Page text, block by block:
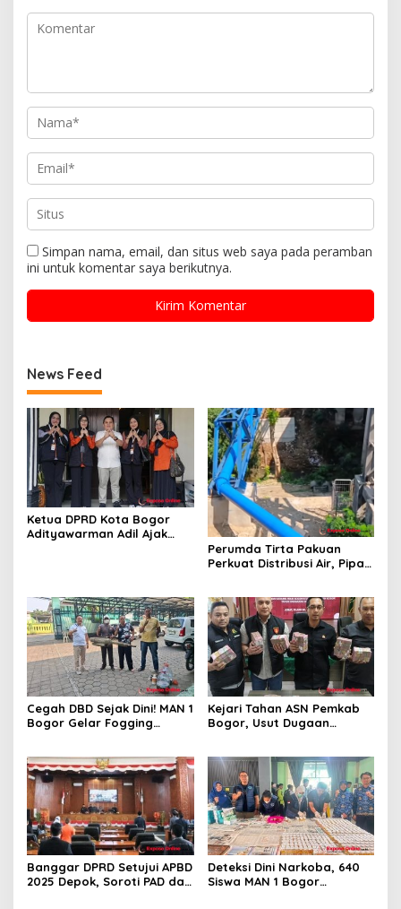
Simpan nama, email, dan situs web saya pada peramban
ini untuk komentar saya berikutnya.
News Feed
Ketua DPRD Kota Bogor
Adityawarman Adil Ajak
Perumda Tirta Pakuan
Perkuat Distribusi Air, Pipa
Cegah DBD Sejak Dini! MAN 1
Bogor Gelar Fogging
Kejari Tahan ASN Pemkab
Bogor, Usut Dugaan
Banggar DPRD Setujui APBD
2025 Depok, Soroti PAD dan
Deteksi Dini Narkoba, 640
Siswa MAN 1 Bogor